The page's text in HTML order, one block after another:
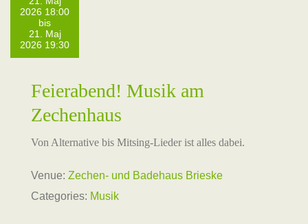
2026 18:00
bis
21. Maj
2026 19:30
Feierabend! Musik am
Zechenhaus
Von Alternative bis Mitsing-Lieder ist alles dabei.
Venue: Zechen- und Badehaus Brieske
Categories: Musik